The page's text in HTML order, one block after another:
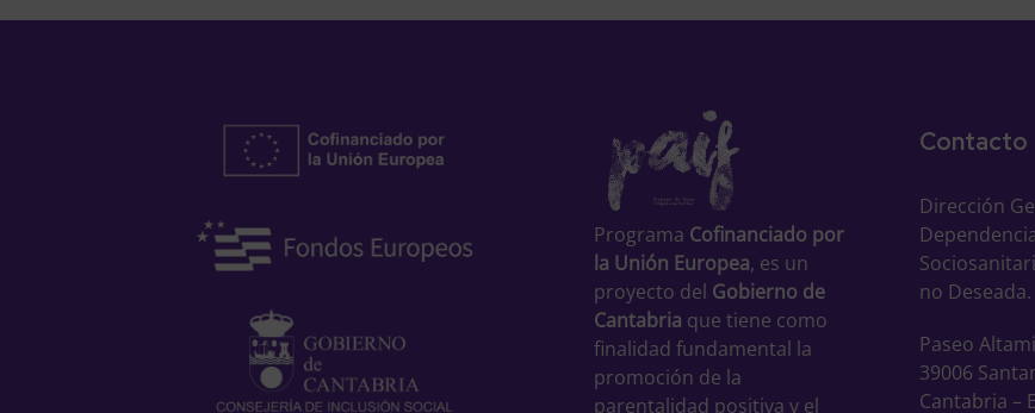
Programa Cofinanciado por
la Unión Europea, es un
proyecto del Gobierno de
Cantabria que tiene como
finalidad fundamental la
promoción de la
parentalidad positiva y el
Contacto
Dirección
no Deseada.
Paseo
39006
Cantabria –